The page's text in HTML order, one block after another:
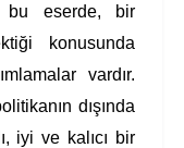
bu eserde, bir
konusunda
vardır.
dışında
iyi ve kalıcı bir